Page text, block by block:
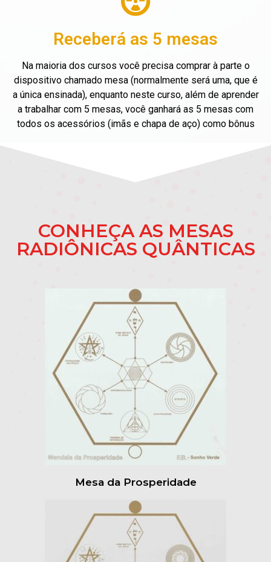
Receberá as 5 mesas
Na maioria dos cursos você precisa comprar à parte o
dispositivo chamado mesa (normalmente será uma, que é
a única ensinada), enquanto neste curso, além de aprender
a trabalhar com 5 mesas, você ganhará as 5 mesas com
todos os acessórios (imãs e chapa de aço) como bônus
CONHEÇA AS MESAS
RADIÔNICAS QUÂNTICAS
Mesa da Prosperidade